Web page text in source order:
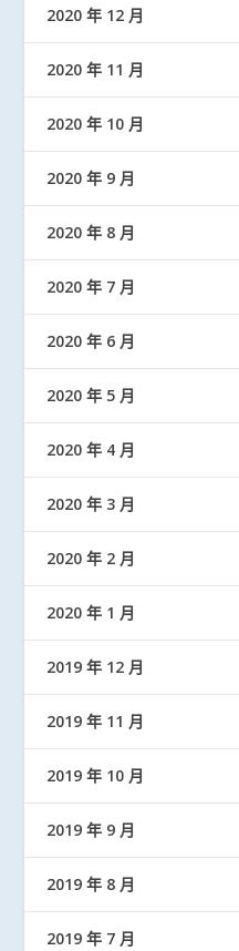
2020 年 12 月
2020 年 11 月
2020 年 10 月
2020 年 9 月
2020 年 8 月
2020 年 7 月
2020 年 6 月
2020 年 5 月
2020 年 4 月
2020 年 3 月
2020 年 2 月
2020 年 1 月
2019 年 12 月
2019 年 11 月
2019 年 10 月
2019 年 9 月
2019 年 8 月
2019 年 7 月